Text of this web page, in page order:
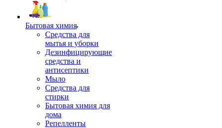
Бытовая химия
Средства для
мытья и уборки
Дезинфицирующие
средства и
антисептики
Мыло
Средства для
стирки
Бытовая химия для
дома
Репелленты